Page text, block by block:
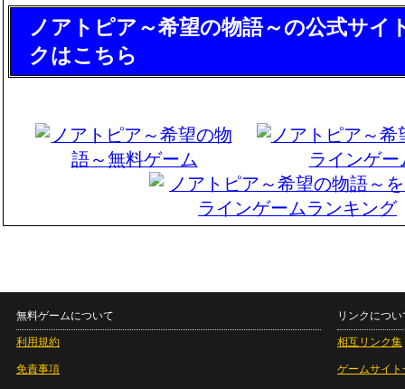
ノアトピア～希望の物語～の公式サイ
クはこちら
無料ゲームについて
利用規約
免責事項
リンクについ
相互リンク集
ゲームサイト